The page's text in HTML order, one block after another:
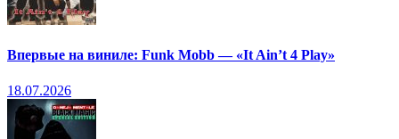
Впервые на виниле: Funk Mobb — «It Ain’t 4 Play»
18.07.2026